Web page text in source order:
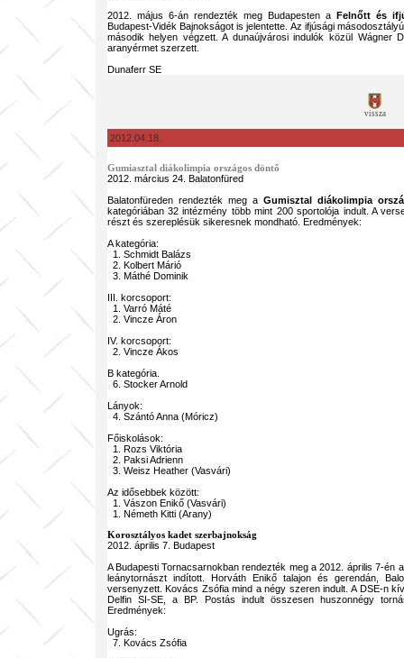
2012. május 6-án rendezték meg Budapesten a Felnőtt és
Budapest-Vidék Bajnokságot is jelentette. Az ifjúsági
második helyen végzett. A dunaújvárosi indulók közül Wágner
aranyérmet szerzett.
Dunaferr SE
vissza
2012.04.18.
Gumiasztal diákolimpia országos döntő
2012. március 24. Balatonfüred
Balatonfüreden rendezték meg a Gumisztal diákolimpia
kategóriában 32 intézmény több mint 200 sportolója indult. A
részt és szereplésük sikeresnek mondható. Eredmények:
A kategória:
1. Schmidt Balázs
2. Kolbert Márió
3. Máthé Dominik
III. korcsoport:
1. Varró Máté
2. Vincze Áron
IV. korcsoport:
2. Vincze Ákos
B kategória.
6. Stocker Arnold
Lányok:
4. Szántó Anna (Móricz)
Főiskolások:
1. Rozs Viktória
2. Paksi Adrienn
3. Weisz Heather (Vasvári)
Az idősebbek között:
1. Vászon Enikő (Vasvári)
1. Németh Kitti (Arany)
Korosztályos kadet szerbajnokság
2012. április 7. Budapest
A Budapesti Tornacsarnokban rendezték meg a 2012. április 7-én
leánytornászt indított. Horváth Enikő talajon és gerendán,
versenyzett. Kovács Zsófia mind a négy szeren indult. A DSE-n
Delfin SI-SE, a BP. Postás indult összesen huszonnégy
Eredmények:
Ugrás:
7. Kovács Zsófia